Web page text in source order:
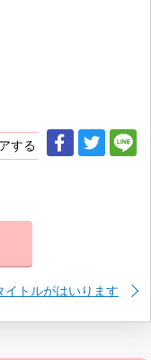
する
イトルがはいります